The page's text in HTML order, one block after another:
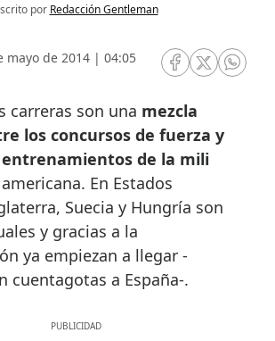
por Redacción Gentleman
mayo de 2014 | 04:05
RRSS Facebook
RRSSRRSS
carreras son una mezcla
los concursos de fuerza y
entrenamientos de la mili
En Estados
Suecia y Hungría son
y gracias a la
ya empiezan a llegar -
cuentagotas a España-.